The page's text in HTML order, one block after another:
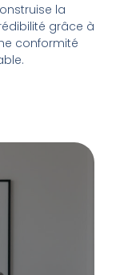
la
grâce à
conformité